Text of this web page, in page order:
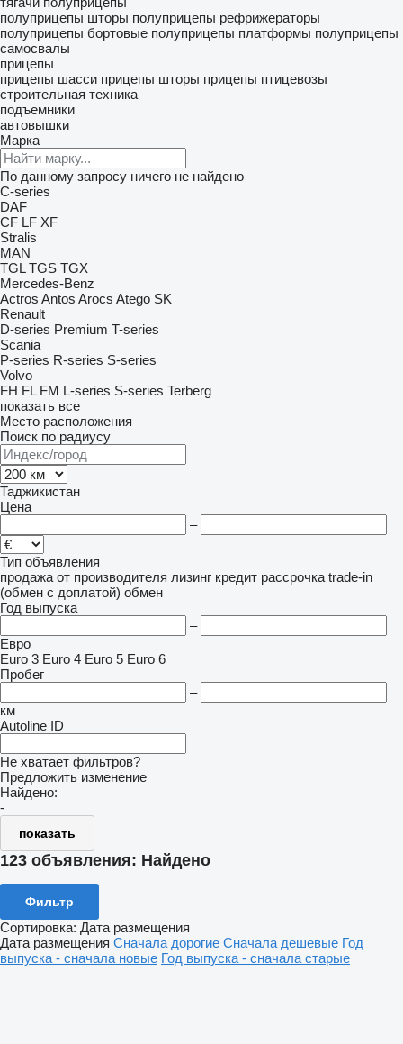
полуприцепы шторы полуприцепы рефрижераторы
полуприцепы бортовые полуприцепы платформы полуприцепы
самосвалы
прицепы
прицепы шасси прицепы шторы прицепы птицевозы
строительная техника
подъемники
автовышки
Марка
По данному запросу ничего не найдено
C-series
DAF
CF LF XF
Stralis
MAN
TGL TGS TGX
Mercedes-Benz
Actros Antos Arocs Atego SK
Renault
D-series Premium T-series
Scania
P-series R-series S-series
Volvo
FH FL FM L-series S-series Terberg
показать все
Место расположения
Поиск по радиусу
Таджикистан
Цена
–
Тип объявления
продажа от производителя лизинг кредит рассрочка trade-in
(обмен с доплатой) обмен
Год выпуска
–
Евро
Euro 3 Euro 4 Euro 5 Euro 6
Пробег
–
км
Autoline ID
Не хватает фильтров?
Предложить изменение
Найдено:
-
показать
123 объявления: Найдено
Фильтр
Сортировка: Дата размещения
Дата размещения Сначала дорогие Сначала дешевые Год
выпуска - сначала новые Год выпуска - сначала старые